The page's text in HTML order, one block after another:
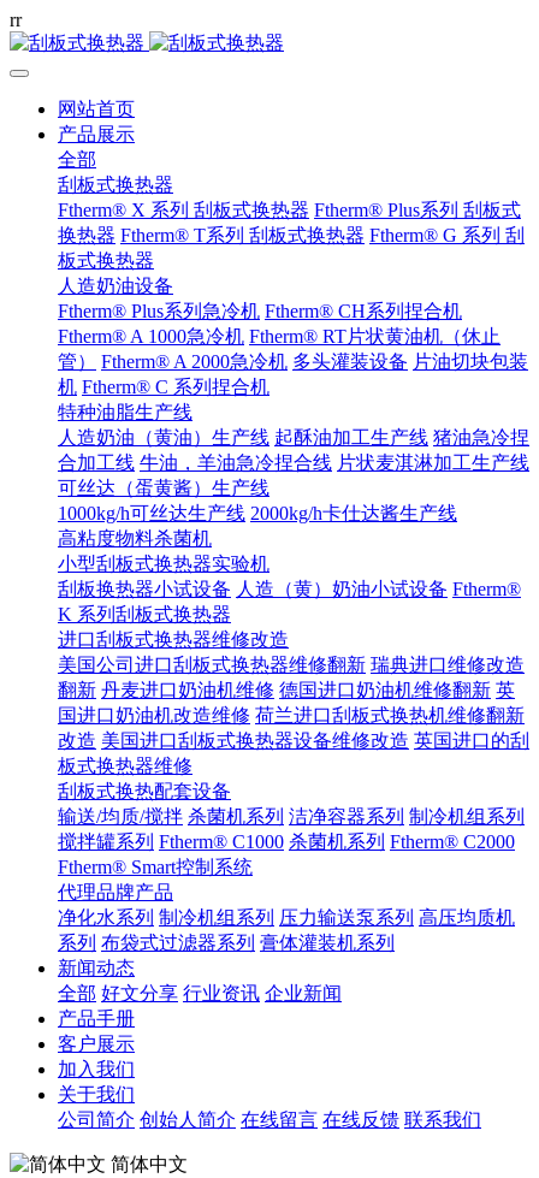
rr
网站首页
产品展示
全部
刮板式换热器
Ftherm® X 系列 刮板式换热器 Ftherm® Plus系列 刮板式
换热器 Ftherm® T系列 刮板式换热器 Ftherm® G 系列 刮
板式换热器
人造奶油设备
Ftherm® Plus系列急冷机 Ftherm® CH系列捏合机
Ftherm® A 1000急冷机 Ftherm® RT片状黄油机（休止
管）
Ftherm® A 2000急冷机 多头灌装设备 片油切块包装
机 Ftherm® C 系列捏合机
特种油脂生产线
人造奶油（黄油）生产线 起酥油加工生产线 猪油急冷捏
合加工线 牛油，羊油急冷捏合线 片状麦淇淋加工生产线
可丝达（蛋黄酱）生产线
1000kg/h可丝达生产线 2000kg/h卡仕达酱生产线
高粘度物料杀菌机
小型刮板式换热器实验机
刮板换热器小试设备 人造（黄）奶油小试设备 Ftherm®
K 系列刮板式换热器
进口刮板式换热器维修改造
美国公司进口刮板式换热器维修翻新 瑞典进口维修改造
翻新 丹麦进口奶油机维修 德国进口奶油机维修翻新 英
国进口奶油机改造维修 荷兰进口刮板式换热机维修翻新
改造 美国进口刮板式换热器设备维修改造 英国进口的刮
板式换热器维修
刮板式换热配套设备
输送/均质/搅拌 杀菌机系列 洁净容器系列 制冷机组系列
搅拌罐系列 Ftherm® C1000 杀菌机系列 Ftherm® C2000
Ftherm® Smart控制系统
代理品牌产品
净化水系列 制冷机组系列 压力输送泵系列 高压均质机
系列 布袋式过滤器系列 膏体灌装机系列
新闻动态
全部 好文分享 行业资讯 企业新闻
产品手册
客户展示
加入我们
关于我们
公司简介 创始人简介 在线留言 在线反馈 联系我们
简体中文